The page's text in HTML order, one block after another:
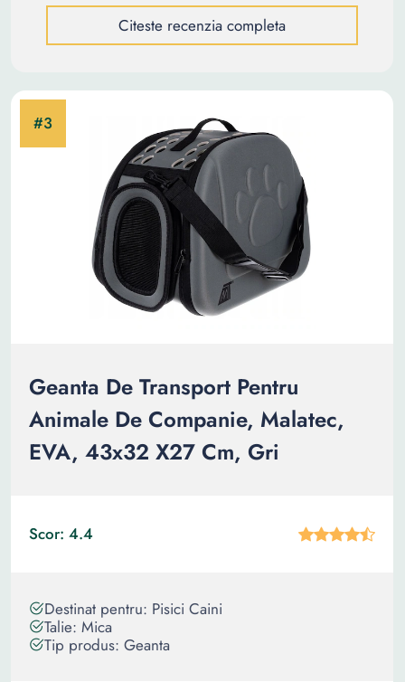
Citeste recenzia completa
Geanta De Transport Pentru
Animale De Companie, Malatec,
EVA, 43x32 X27 Cm, Gri
Scor: 4.4
Destinat pentru: Pisici Caini
Talie: Mica
Tip produs: Geanta